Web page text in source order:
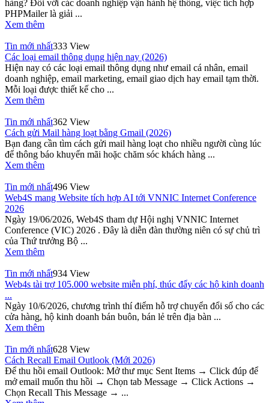
hàng? Đối với các doanh nghiệp vận hành hệ thống, việc tích hợp
PHPMailer là giải ...
Xem thêm
Tin mới nhất333 View
Các loại email thông dụng hiện nay (2026)
Hiện nay có các loại email thông dụng như email cá nhân, email
doanh nghiệp, email marketing, email giao dịch hay email tạm thời.
Mỗi loại được thiết kế cho ...
Xem thêm
Tin mới nhất362 View
Cách gửi Mail hàng loạt bằng Gmail (2026)
Bạn đang cần tìm cách gửi mail hàng loạt cho nhiều người cùng lúc
để thông báo khuyến mãi hoặc chăm sóc khách hàng ...
Xem thêm
Tin mới nhất496 View
Web4S mang Website tích hợp AI tới VNNIC Internet Conference
2026
Ngày 19/06/2026, Web4S tham dự Hội nghị VNNIC Internet
Conference (VIC) 2026 . Đây là diễn đàn thường niên có sự chủ trì
của Thứ trưởng Bộ ...
Xem thêm
Tin mới nhất934 View
Web4s tài trợ 105.000 website miễn phí, thúc đẩy các hộ kinh doanh
...
Ngày 10/6/2026, chương trình thí điểm hỗ trợ chuyển đổi số cho các
cửa hàng, hộ kinh doanh bán buôn, bán lẻ trên địa bàn ...
Xem thêm
Tin mới nhất628 View
Cách Recall Email Outlook (Mới 2026)
Để thu hồi email Outlook: Mở thư mục Sent Items → Click đúp để
mở email muốn thu hồi → Chọn tab Message → Click Actions →
Chọn Recall This Message → ...